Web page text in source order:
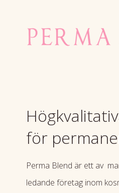
för
Perma Blend är ett av
ledande företag inom